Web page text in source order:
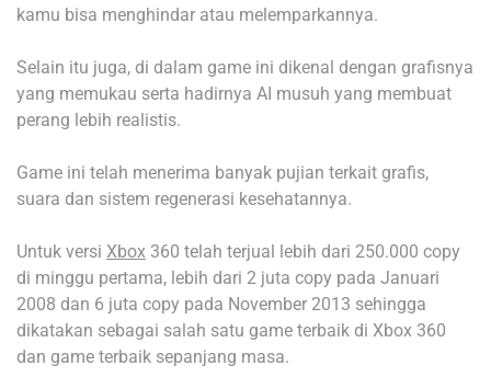
kamu bisa menghindar atau melemparkannya.
Selain itu juga, di dalam game ini dikenal dengan grafisnya
yang memukau serta hadirnya AI musuh yang membuat
perang lebih realistis.
Game ini telah menerima banyak pujian terkait grafis,
suara dan sistem regenerasi kesehatannya.
Untuk versi Xbox 360 telah terjual lebih dari 250.000 copy
di minggu pertama, lebih dari 2 juta copy pada Januari
2008 dan 6 juta copy pada November 2013 sehingga
dikatakan sebagai salah satu game terbaik di Xbox 360
dan game terbaik sepanjang masa.